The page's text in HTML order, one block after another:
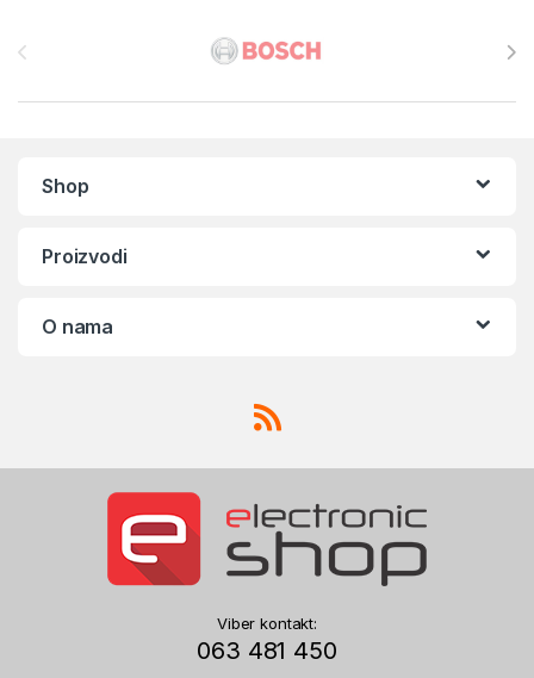
Shop
Proizvodi
O nama
Viber kontakt:
063 481 450